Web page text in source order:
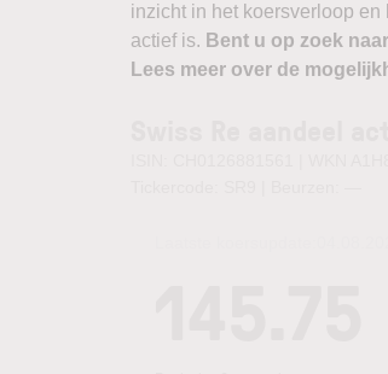
inzicht in het koersverloop
actief is. Bent u op zoek
Lees meer over de